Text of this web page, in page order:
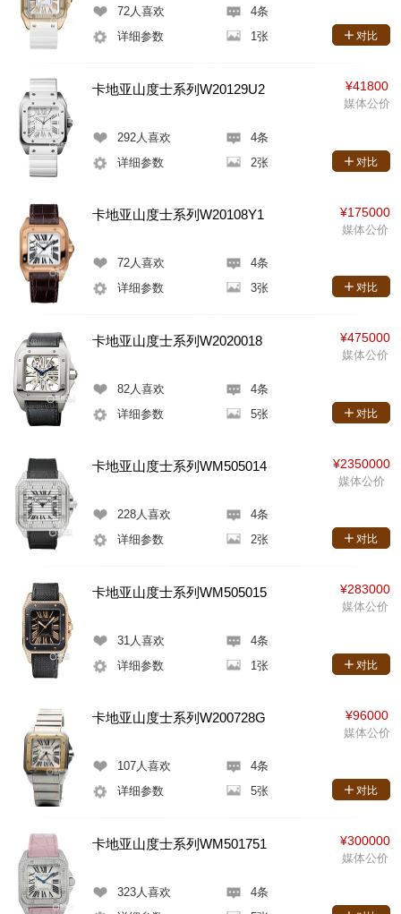
72人喜欢
4条
详细参数
1张 对比
卡地亚山度士系列W20129U2
292人喜欢
4条
详细参数
2张
¥41800
媒体公价
对比
卡地亚山度士系列W20108Y1
72人喜欢
4条
详细参数
3张
¥175000
媒体公价
对比
卡地亚山度士系列W2020018
82人喜欢
4条
详细参数
5张
¥475000
媒体公价
对比
卡地亚山度士系列WM505014
228人喜欢
4条
详细参数
2张
¥2350000
媒体公价
对比
卡地亚山度士系列WM505015
31 人喜欢
4条
详细参数
1张
¥283000
媒体公价
对比
卡地亚山度士系列W200728G
107人喜欢
4条
详细参数
5张
¥96000
媒体公价
对比
卡地亚山度士系列WM501751
323人喜欢
4条
¥300000
媒体公价